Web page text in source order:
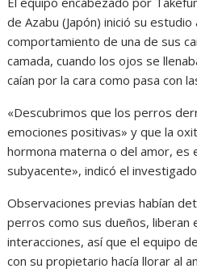
de Azabu (Japón) inició su
comportamiento de una de sus
camada, cuando los ojos se
caían por la cara como pasa con
«Descubrimos que los perros
emociones positivas» y que la
hormona materna o del amor, es
subyacente», indicó el
Observaciones previas habían
perros como sus dueños, liberan
interacciones, así que el equipo
con su propietario hacía llorar al